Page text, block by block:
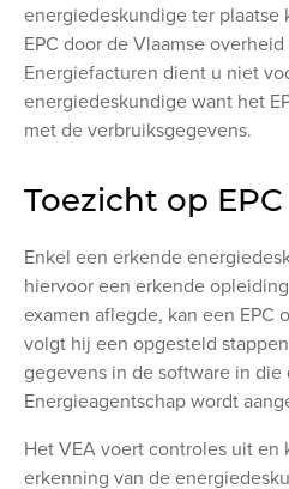
energiedeskundige ter
EPC door de Vlaamse
Energiefacturen dient u niet
energiedeskundige want het
met de verbruiksgegevens.
Toezicht op EPC
Enkel een erkende
hiervoor een erkende
examen aflegde, kan een EPC
volgt hij een opgesteld
gegevens in de software in die
Energieagentschap wordt
Het VEA voert controles uit en
erkenning van de